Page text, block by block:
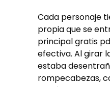
Cada personaje
propia que se
principal gratis
efectiva. Al girar
estaba
rompecabezas,